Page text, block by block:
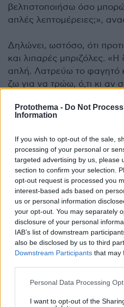
Protothema - Do Not
Information
If you wish to opt-out of the sale,
processing of your personal or
targeted advertising by us, please
section to confirm your selection.
opt-out request is processed you
interest-based ads based on
us or personal information
your opt-out. You may separately
disclosure of your personal
IAB’s list of downstream
also be disclosed by us to third
Downstream Participants that may
Please note that this website/app
not limited to your visit or usage
Personal Data Processing
I want to opt-out of the
βελτιστοποιήσω όσο
απλές λεπτομέρειες;»,
Δηλώνει, ωστόσο, ότι
και λιπαρές μπριζόλες. «Η
απλή. Λατρεύω το φαγητό
ζω για να τρώω, ό,τι κι αν
Thema Insights
Ακολουθήστε το
και μάθετε πρώτοι όλες τις
Δείτε όλες τις τελευταίες
και τον Κόσμο, τη στιγμή που
Protothema.gr